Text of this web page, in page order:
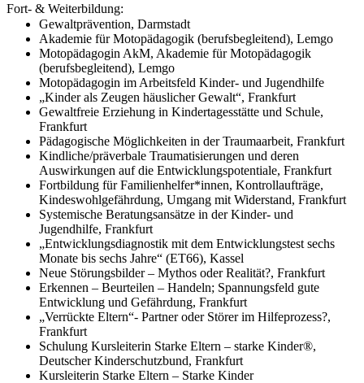
Fort- & Weiterbildung:
Gewaltprävention, Darmstadt
Akademie für Motopädagogik (berufsbegleitend), Lemgo
Motopädagogin AkM, Akademie für Motopädagogik
(berufsbegleitend), Lemgo
Motopädagogin im Arbeitsfeld Kinder- und Jugendhilfe
„Kinder als Zeugen häuslicher Gewalt“, Frankfurt
Gewaltfreie Erziehung in Kindertagesstätte und Schule,
Frankfurt
Pädagogische Möglichkeiten in der Traumaarbeit, Frankfurt
Kindliche/präverbale Traumatisierungen und deren
Auswirkungen auf die Entwicklungspotentiale, Frankfurt
Fortbildung für Familienhelfer*innen, Kontrollaufträge,
Kindeswohlgefährdung, Umgang mit Widerstand, Frankfurt
Systemische Beratungsansätze in der Kinder- und
Jugendhilfe, Frankfurt
„Entwicklungsdiagnostik mit dem Entwicklungstest sechs
Monate bis sechs Jahre“ (ET66), Kassel
Neue Störungsbilder – Mythos oder Realität?, Frankfurt
Erkennen – Beurteilen – Handeln; Spannungsfeld gute
Entwicklung und Gefährdung, Frankfurt
„Verrückte Eltern“- Partner oder Störer im Hilfeprozess?,
Frankfurt
Schulung Kursleiterin Starke Eltern – starke Kinder®,
Deutscher Kinderschutzbund, Frankfurt
Kursleiterin Starke Eltern – Starke Kinder